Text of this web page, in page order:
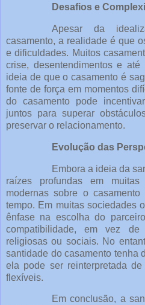
Desafios e
Apesar da
casamento, a realidade é que
e dificuldades. Muitos
crise, desentendimentos e
ideia de que o casamento é
fonte de força em momentos
do casamento pode
juntos para superar
preservar o relacionamento.
Evolução das
Embora a ideia da
raízes profundas em
modernas sobre o
tempo. Em muitas sociedades
ênfase na escolha do
compatibilidade, em vez de
religiosas ou sociais. No
santidade do casamento tenha
ela pode ser reinterpretada
flexíveis.
Em conclusão, a